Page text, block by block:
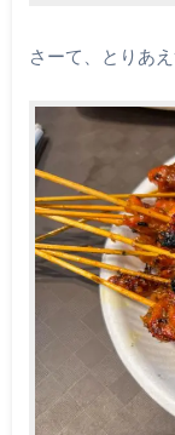
さーて、とりあ